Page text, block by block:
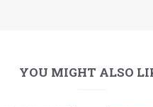
YOU MIGHT ALSO